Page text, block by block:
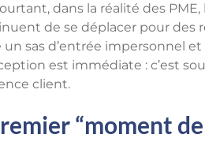
dans la réalité des
de se déplacer pour des
sas d’entrée impersonnel et
est immédiate : c’est
client.
“moment